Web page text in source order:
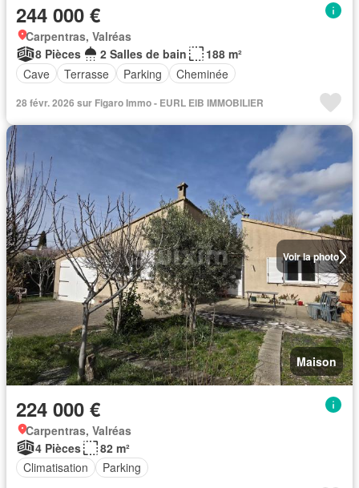
244 000 €
Carpentras, Valréas
8 Pièces
2 Salles de bain
188 m²
Cave
Terrasse Parking Cheminée
28 févr. 2026 sur Figaro Immo - EURL EIB IMMOBILIER
Voir la photo
Maison
224 000 €
Carpentras, Valréas
4 Pièces
82 m²
Climatisation
Parking